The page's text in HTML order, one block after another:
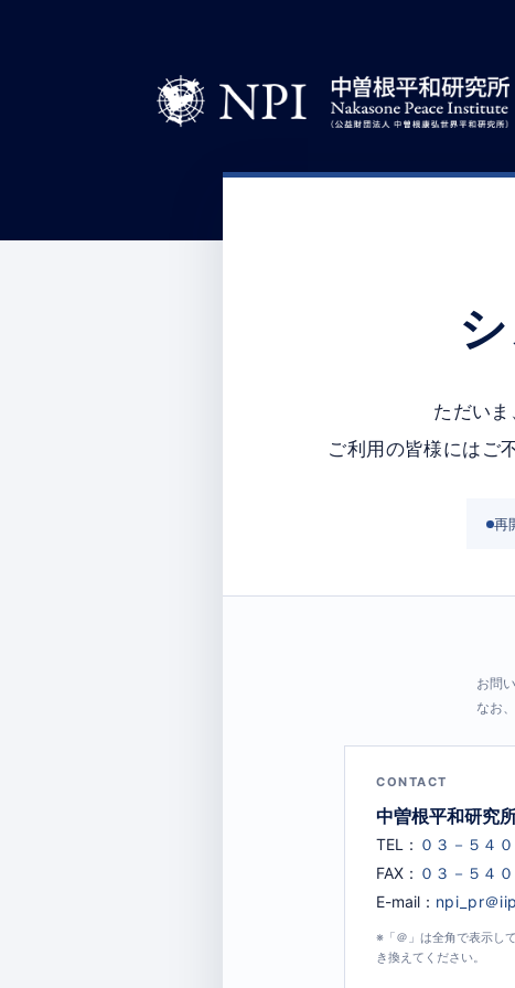
ただい
ご利用の皆様にはご
再
お問
なお
CONTACT
中曽根平和研究
TEL：
FAX：
E-mail：
※「＠」は全角で表示し
き換えてください。